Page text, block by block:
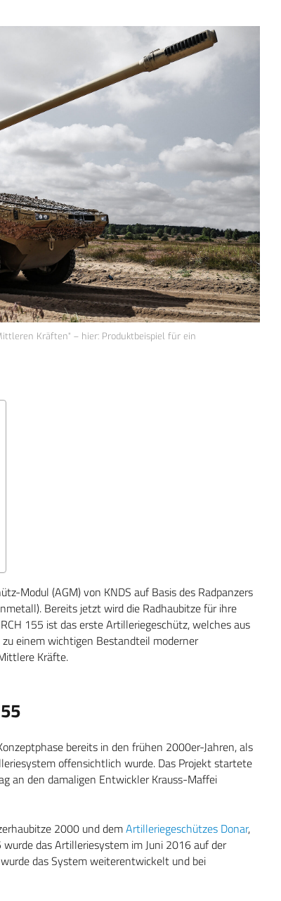
Kräften“ – hier: Produktbeispiel für ein
Modul (AGM) von KNDS auf Basis des Radpanzers
Bereits jetzt wird die Radhaubitze für ihre
155 ist das erste Artilleriegeschütz, welches aus
einem wichtigen Bestandteil moderner
Kräfte.
bereits in den frühen 2000er-Jahren, als
offensichtlich wurde. Das Projekt startete
an den damaligen Entwickler Krauss-Maffei
2000 und demArtilleriegeschützes Donar,
das Artilleriesystem im Juni 2016 auf der
das System weiterentwickelt und bei